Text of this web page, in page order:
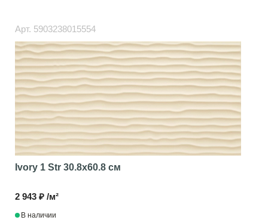
Арт. 5903238015554
Ivory 1 Str 30.8x60.8 см
2 943 ₽ /м²
В наличии